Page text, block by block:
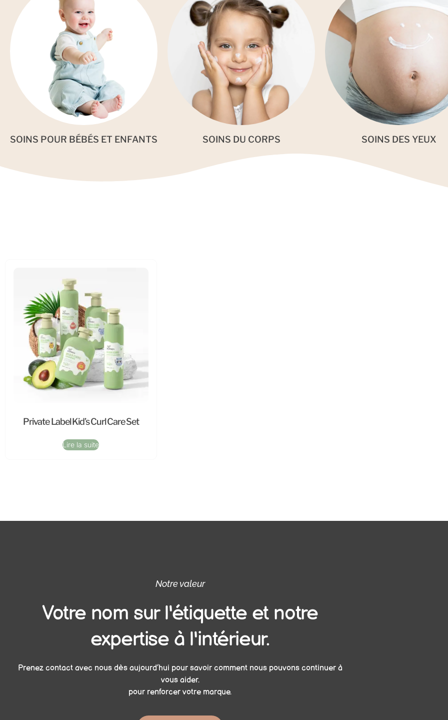
SOINS POUR BÉBÉS ET ENFANTS SOINS DU CORPS SOINS DES YEUX
Private Label Kid’s Curl Care Set
Lire la suite
Notre valeur
Votre nom sur l'étiquette et notre
expertise à l'intérieur.
Prenez contact avec nous dès aujourd’hui pour savoir comment nous pouvons continuer à
vous aider.
pour renforcer votre marque.